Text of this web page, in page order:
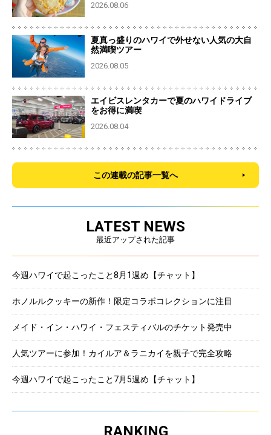
2026.08.06
夏真っ盛りのハワイで外せない人気の大自
然満喫ツアー
2026.08.05
エイビスレンタカーで夏のハワイドライブ
をお得に満喫
2026.08.04
この連載の記事一覧へ
LATEST NEWS
最近アップされた記事
今週ハワイで起こったこと8月1週め【チャット】
ホノルルクッキーの新作！限定コラボコレクションに注目
メイド・イン・ハワイ・フェスティバルのチケット発売中
人気ツアーに参加！カイルア＆ラニカイを親子で完全攻略
今週ハワイで起こったこと7月5週め【チャット】
RANKING